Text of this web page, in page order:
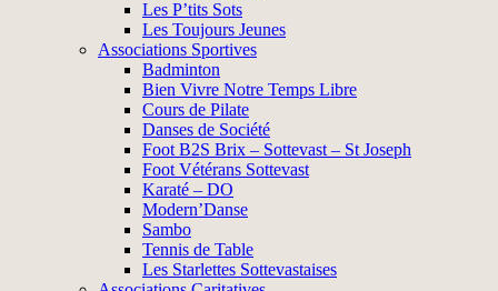
Les P’tits Sots
Les Toujours Jeunes
Associations Sportives
Badminton
Bien Vivre Notre Temps Libre
Cours de Pilate
Danses de Société
Foot B2S Brix – Sottevast – St Joseph
Foot Vétérans Sottevast
Karaté – DO
Modern’Danse
Sambo
Tennis de Table
Les Starlettes Sottevastaises